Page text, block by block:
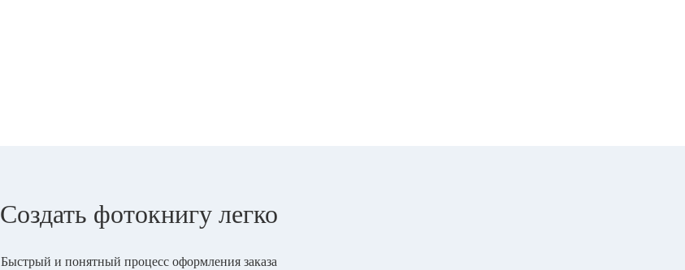
Создать фотокнигу легко
Быстрый и понятный процесс оформления заказа